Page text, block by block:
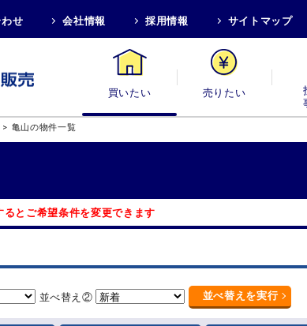
せ 会社情報 採用情報 サイトマップ
買いたい 売りたい 投
> 亀山の物件一覧
るとご希望条件を変更できます
並べ替え② 並べ替え を実行